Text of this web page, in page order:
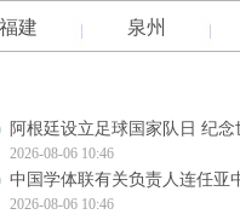
福建 泉州
阿根廷设立足球国家队日 纪
2026-08-06 10:46
中国学体联有关负责人连任亚
2026-08-06 10:46